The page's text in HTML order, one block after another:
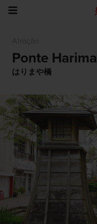
Ponte
はりまや橋